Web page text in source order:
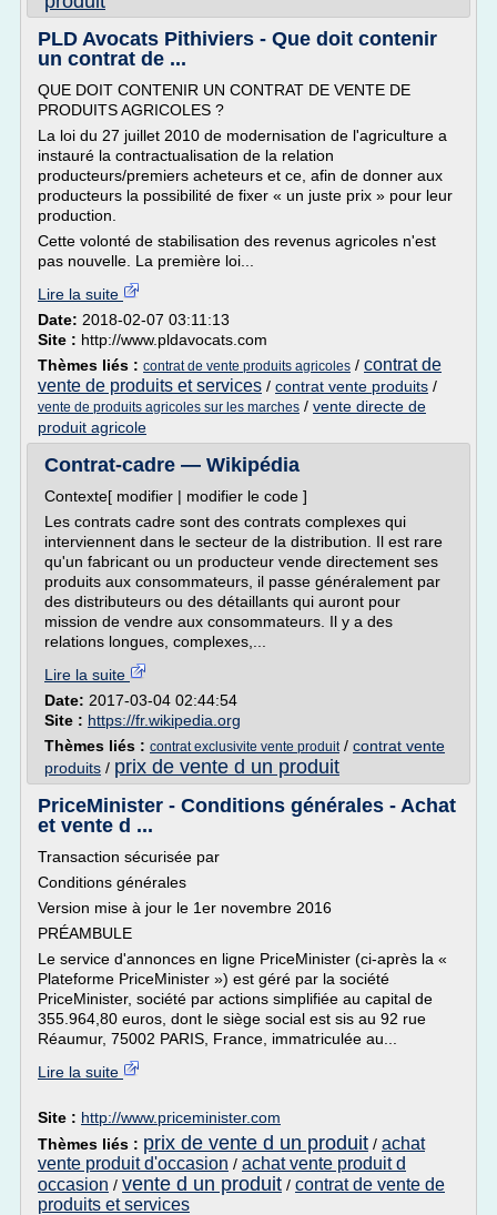
PLD Avocats Pithiviers - Que doit contenir
un contrat de ...
QUE DOIT CONTENIR UN CONTRAT DE VENTE DE
PRODUITS AGRICOLES ?
La loi du 27 juillet 2010 de modernisation de l'agriculture a
instauré la contractualisation de la relation
producteurs/premiers acheteurs et ce, afin de donner aux
producteurs la possibilité de fixer « un juste prix » pour leur
production.
Cette volonté de stabilisation des revenus agricoles n'est
pas nouvelle. La première loi...
Lire la suite
Date: 2018-02-07 03:11:13
Site : http://www.pldavocats.com
Thèmes liés : contrat de vente produits agricoles / contrat de
vente de produits et services / contrat vente produits /
vente de produits agricoles sur les marches / vente directe de
produit agricole
Contrat-cadre — Wikipédia
Contexte[ modifier | modifier le code ]
Les contrats cadre sont des contrats complexes qui
interviennent dans le secteur de la distribution. Il est rare
qu'un fabricant ou un producteur vende directement ses
produits aux consommateurs, il passe généralement par
des distributeurs ou des détaillants qui auront pour
mission de vendre aux consommateurs. Il y a des
relations longues, complexes,...
Lire la suite
Date: 2017-03-04 02:44:54
Site : https://fr.wikipedia.org
Thèmes liés : contrat exclusivite vente produit/ contrat vente
produits / prix de vente d un produit
PriceMinister - Conditions générales - Achat
et vente d ...
Transaction sécurisée par
Conditions générales
Version mise à jour le 1er novembre 2016
PRÉAMBULE
Le service d'annonces en ligne PriceMinister (ci-après la «
Plateforme PriceMinister ») est géré par la société
PriceMinister, société par actions simplifiée au capital de
355.964,80 euros, dont le siège social est sis au 92 rue
Réaumur, 75002 PARIS, France, immatriculée au...
Lire la suite
Site : http://www.priceminister.com
Thèmes liés : prix de vente d un produit / achat
vente produit d'occasion / achat vente produit d
occasion / vente d un produit / contrat de vente de
produits et services